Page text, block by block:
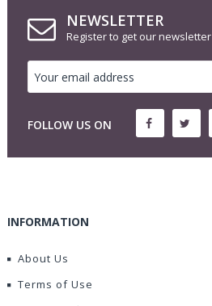
NEWSLETTER
Register to get our newsletter
FOLLOW US ON
INFORMATION
About Us
Terms of Use